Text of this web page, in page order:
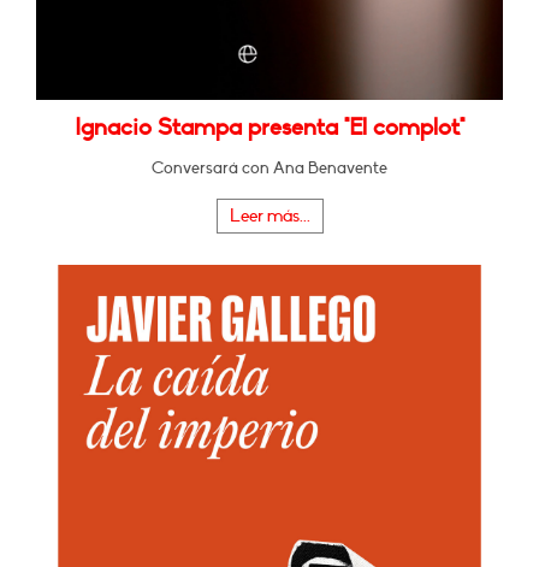
Ignacio Stampa presenta "El complot"
Conversará con Ana Benavente
Leer más...